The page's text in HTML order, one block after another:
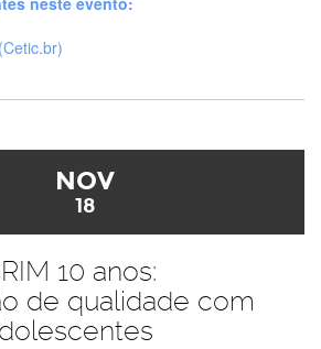
NOV
18
10 anos:
de qualidade com